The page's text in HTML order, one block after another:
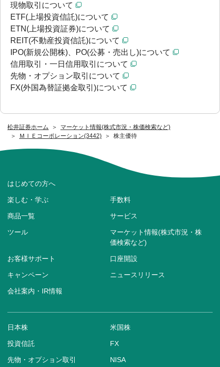
松井証券ホーム
マーケット情報(株式市況・株価検索など)
ＭＩＥコーポレーション(3442)
株主優待
現物取引について
ETF(上場投資信託)について
ETN(上場投資証券)について
REIT(不動産投資信託)について
IPO(新規公開株)、PO(公募・売出し)について
信用取引・一日信用取引について
先物・オプション取引について
FX(外国為替証拠金取引)について
はじめての方へ
楽しむ・学ぶ 手数料
商品一覧 サービス
ツール
マーケット情報(株式市況・株
価検索など)
お客様サポート 口座開設
キャンペーン ニュースリリース
会社案内・IR情報
日本株 米国株
投資信託 FX
先物・オプション取引 NISA